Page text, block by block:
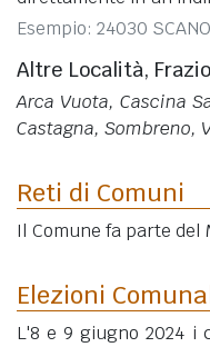
Esempio: 24030
Altre Località,
Arca Vuota, Cascina
Castagna, Sombreno,
Reti di Comuni
Il Comune fa parte del
Elezioni
L'8 e 9 giugno 2024 i